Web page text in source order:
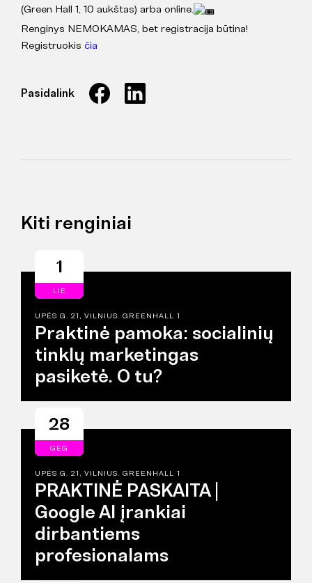
(Green Hall 1, 10 aukštas) arba online.
Renginys NEMOKAMAS, bet registracija būtina!
Registruokis čia
Pasidalink
Kiti renginiai
1
LIE
UPĖS G. 21, VILNIUS. GREENHALL 1
Praktinė pamoka: socialinių
tinklų marketingas
pasiketė. O tu?
28
GEG
UPĖS G. 21, VILNIUS. GREENHALL 1
PRAKTINĖ PASKAITA |
Google AI įrankiai
dirbantiems
profesionalams